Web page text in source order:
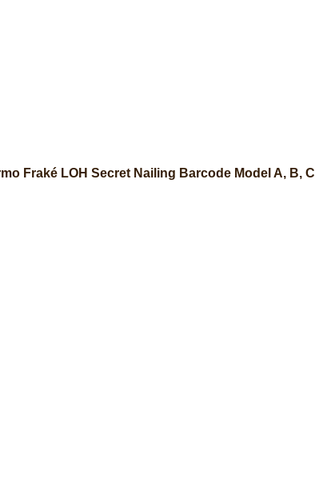
Fraké LOH Secret Nailing Barcode Model A, B, C